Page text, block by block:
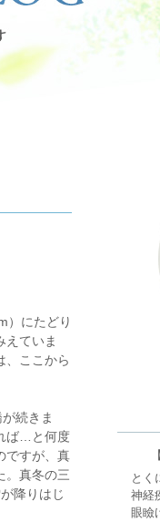
）にたどり
えていま
、ここから
続きま
ば…と何度
ですが、真
。真冬の三
降りはじ
とく
神経
眼瞼